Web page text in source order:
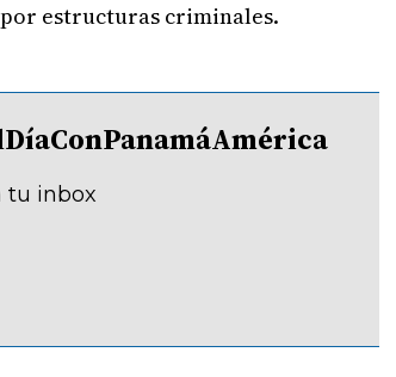
por estructuras criminales.
tu inbox